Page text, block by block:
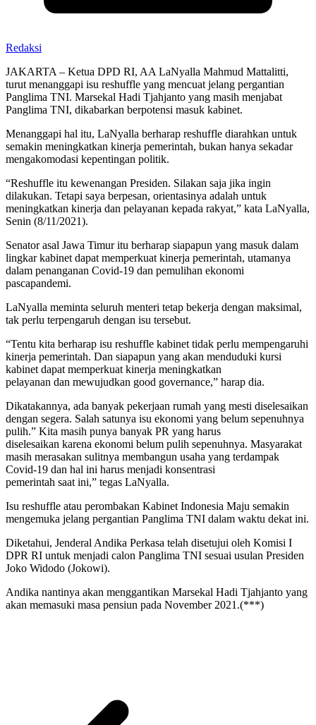
Redaksi
JAKARTA – Ketua DPD RI, AA LaNyalla Mahmud Mattalitti,
turut menanggapi isu reshuffle yang mencuat jelang pergantian
Panglima TNI. Marsekal Hadi Tjahjanto yang masih menjabat
Panglima TNI, dikabarkan berpotensi masuk kabinet.
Menanggapi hal itu, LaNyalla berharap reshuffle diarahkan untuk
semakin meningkatkan kinerja pemerintah, bukan hanya sekadar
mengakomodasi kepentingan politik.
“Reshuffle itu kewenangan Presiden. Silakan saja jika ingin
dilakukan. Tetapi saya berpesan, orientasinya adalah untuk
meningkatkan kinerja dan pelayanan kepada rakyat,” kata LaNyalla,
Senin (8/11/2021).
Senator asal Jawa Timur itu berharap siapapun yang masuk dalam
lingkar kabinet dapat memperkuat kinerja pemerintah, utamanya
dalam penanganan Covid-19 dan pemulihan ekonomi
pascapandemi.
LaNyalla meminta seluruh menteri tetap bekerja dengan maksimal,
tak perlu terpengaruh dengan isu tersebut.
“Tentu kita berharap isu reshuffle kabinet tidak perlu mempengaruhi
kinerja pemerintah. Dan siapapun yang akan menduduki kursi
kabinet dapat memperkuat kinerja meningkatkan
pelayanan dan mewujudkan good governance,” harap dia.
Dikatakannya, ada banyak pekerjaan rumah yang mesti diselesaikan
dengan segera. Salah satunya isu ekonomi yang belum sepenuhnya
pulih.” Kita masih punya banyak PR yang harus
diselesaikan karena ekonomi belum pulih sepenuhnya. Masyarakat
masih merasakan sulitnya membangun usaha yang terdampak
Covid-19 dan hal ini harus menjadi konsentrasi
pemerintah saat ini,” tegas LaNyalla.
Isu reshuffle atau perombakan Kabinet Indonesia Maju semakin
mengemuka jelang pergantian Panglima TNI dalam waktu dekat ini.
Diketahui, Jenderal Andika Perkasa telah disetujui oleh Komisi I
DPR RI untuk menjadi calon Panglima TNI sesuai usulan Presiden
Joko Widodo (Jokowi).
Andika nantinya akan menggantikan Marsekal Hadi Tjahjanto yang
akan memasuki masa pensiun pada November 2021.(***)